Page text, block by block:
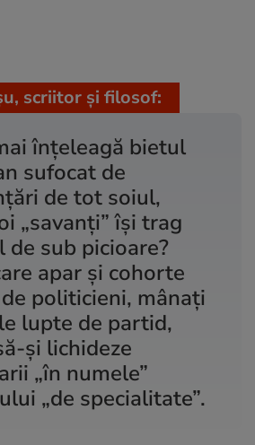
înțeleagă bietul
sufocat de
de tot soiul,
„savanți” își trag
de sub picioare?
apar și cohorte
politicieni, mânați
lupte de partid,
și lichideze
„în numele”
„de specialitate”.
scriitor și filosof: